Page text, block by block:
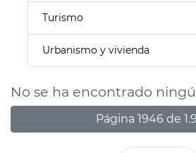
Turismo
Urbanismo y vivienda
No se ha encontrado
Página 1946 de